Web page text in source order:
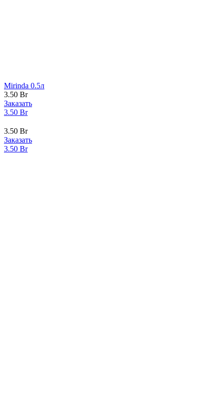
Mirinda 0.5л
3.50 Br
Заказать
3.50 Br
3.50 Br
Заказать
3.50 Br